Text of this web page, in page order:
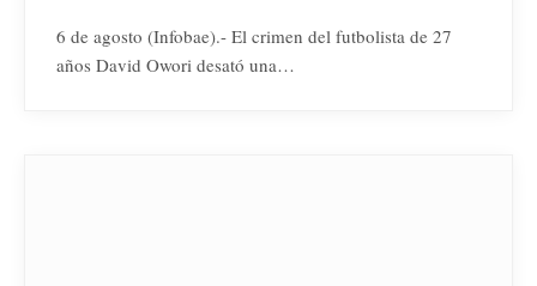
6 de agosto (Infobae).- El crimen del futbolista de 27
años David Owori desató una…